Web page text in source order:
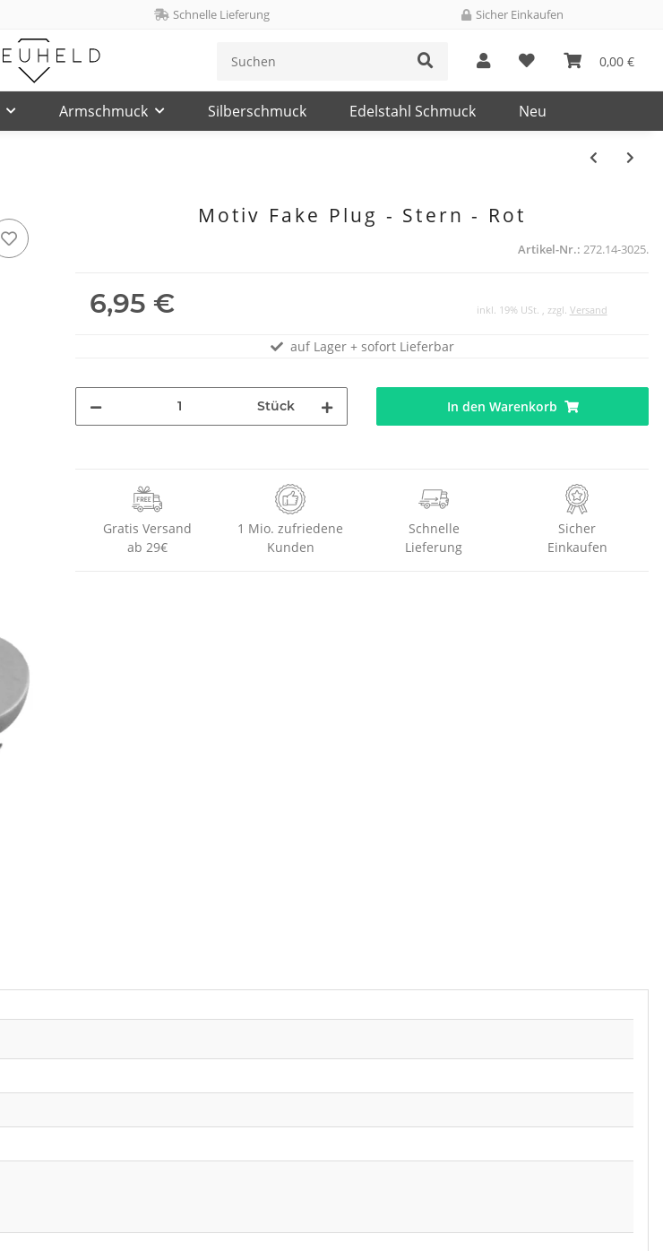
Schnelle Lieferung Sicher Einkaufen
0,00 €
Armschmuck Silberschmuck Edelstahl Schmuck Neu
Motiv Fake Plug - Stern - Rot
Artikel-Nr.: 272.14-3025.
6,95 € inkl. 19% USt. , zzgl. Versand
auf Lager + sofort Lieferbar
Stück In den Warenkorb
Gratis Versand
ab 29€
1 Mio. zufriedene
Kunden
Schnelle
Lieferung
Sicher
Einkaufen